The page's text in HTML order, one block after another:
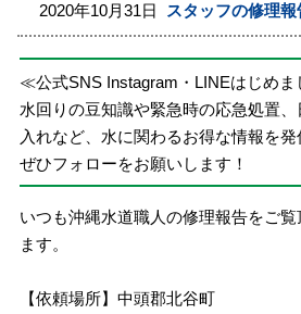
2020年10月31日 スタッフの修理報
≪公式SNS Instagram・LINEはじめ
水回りの豆知識や緊急時の応急処置
入れなど、水に関わるお得な情報を発
ぜひフォローをお願いします！
いつも沖縄水道職人の修理報告をご
ます。
【依頼場所】中頭郡北谷町